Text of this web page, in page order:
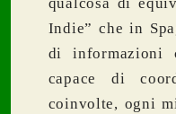
Indie” che in
di informazioni
capace di
coinvolte, ogni